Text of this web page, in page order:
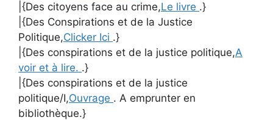
|{Des citoyens face au crime,Le livre .}
|{Des Conspirations et de la Justice
Politique,Clicker Ici .}
|{Des conspirations et de la justice politique,A
voir et à lire. .}
|{Des conspirations et de la justice
politique/I,Ouvrage . A emprunter en
bibliothèque.}